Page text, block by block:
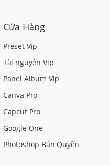
Cửa Hàng
Preset Vip
Tài nguyên Vip
Panel Album Vip
Canva Pro
Capcut Pro
Google One
Photoshop Bản Quyền